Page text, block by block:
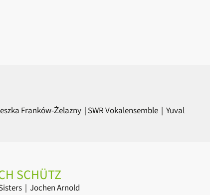
Franków-Żelazny | SWR Vokalensemble | Yuval
SCHÜTZ
| Jochen Arnold